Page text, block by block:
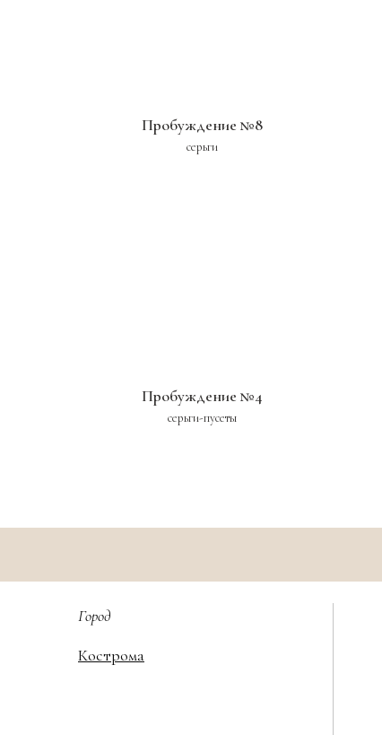
Пробуждение №8
серьги
Пробуждение №4
серьги-пусеты
Город
Кострома